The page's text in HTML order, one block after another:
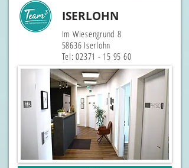
ISERLOHN
Im Wiesengrund 8
58636 Iserlohn
Tel:02371 - 15 95 60